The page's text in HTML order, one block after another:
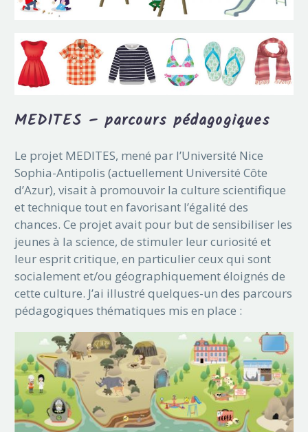
MEDITES – parcours pédagogiques
Le projet MEDITES, mené par l’Université Nice
Sophia-Antipolis (actuellement Université Côte
d’Azur), visait à promouvoir la culture scientifique
et technique tout en favorisant l’égalité des
chances. Ce projet avait pour but de sensibiliser les
jeunes à la science, de stimuler leur curiosité et
leur esprit critique, en particulier ceux qui sont
socialement et/ou géographiquement éloignés de
cette culture. J’ai illustré quelques-un des parcours
pédagogiques thématiques mis en place :